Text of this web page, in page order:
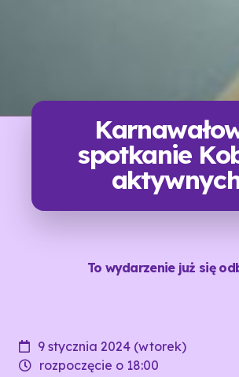
spotkanie
To wydarzenie już się
9 stycznia 2024 (wtorek)
rozpoczęcie o 18:00